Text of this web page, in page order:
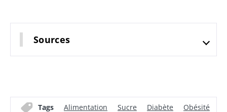
Sources
Tags Alimentation Sucre Diabète Obésité
En savoir plus
point